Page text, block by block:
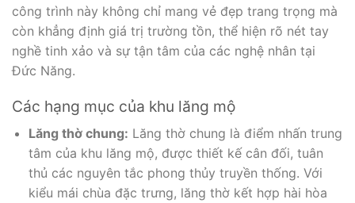
công trình này không chỉ mang vẻ đẹp trang trọng mà
còn khẳng định giá trị trường tồn, thể hiện rõ nét tay
nghề tinh xảo và sự tận tâm của các nghệ nhân tại
Đức Năng.
Các hạng mục của khu lăng mộ
Lăng thờ chung: Lăng thờ chung là điểm nhấn trung
tâm của khu lăng mộ, được thiết kế cân đối, tuân
thủ các nguyên tắc phong thủy truyền thống. Với
kiểu mái chùa đặc trưng, lăng thờ kết hợp hài hòa